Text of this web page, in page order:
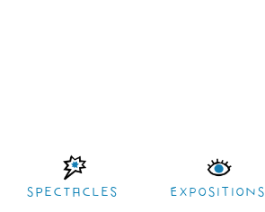
Spectacles EXPOSITIONS